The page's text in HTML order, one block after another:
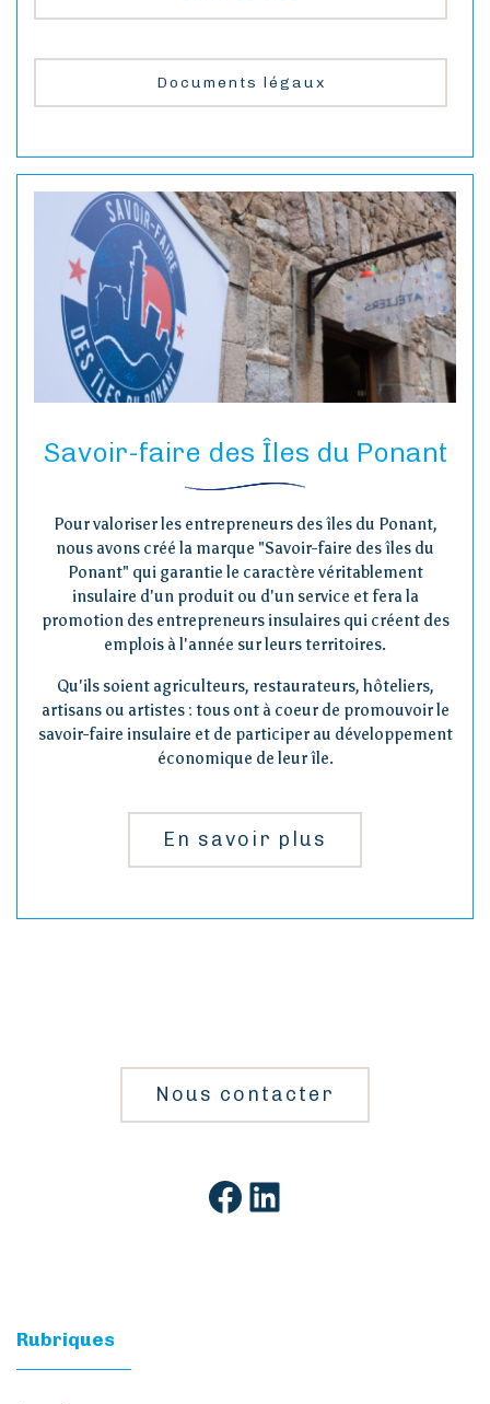
Documents légaux
Savoir-faire des Îles du Ponant
Pour valoriser les entrepreneurs des îles du Ponant,
nous avons créé la marque "Savoir-faire des îles du
Ponant" qui garantie le caractère véritablement
insulaire d'un produit ou d'un service et fera la
promotion des entrepreneurs insulaires qui créent des
emplois à l'année sur leurs territoires.
Qu'ils soient agriculteurs, restaurateurs, hôteliers,
artisans ou artistes : tous ont à coeur de promouvoir le
savoir-faire insulaire et de participer au développement
économique de leur île.
En savoir plus
Nous contacter
Facebook
LinkedIn
Rubriques